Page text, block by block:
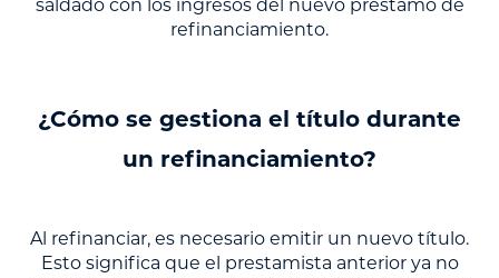
saldado con los ingresos del nuevo préstamo de
refinanciamiento.
¿Cómo se gestiona el título durante
un refinanciamiento?
Al refinanciar, es necesario emitir un nuevo título.
Esto significa que el prestamista anterior ya no